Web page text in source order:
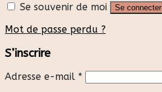
Se souvenir de moi
Se connecter
Mot de passe perdu ?
S’inscrire
Adresse e-mail *